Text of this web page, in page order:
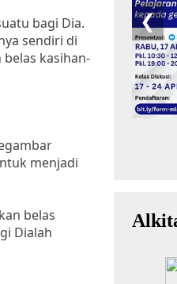
bagi Dia.
sendiri di
kasihan-
menjadi
belas
Dialah